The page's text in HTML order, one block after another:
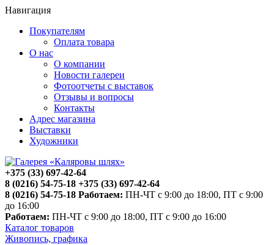
Навигация
Покупателям
Оплата товара
О нас
О компании
Новости галереи
Фотоотчеты с выставок
Отзывы и вопросы
Контакты
Адрес магазина
Выставки
Художники
+375 (33) 697-42-64
8 (0216) 54-75-18 +375 (33) 697-42-64
8 (0216) 54-75-18 Работаем: ПН-ЧТ с 9:00 до 18:00, ПТ с 9:00
до 16:00
Работаем: ПН-ЧТ с 9:00 до 18:00, ПТ с 9:00 до 16:00
Каталог товаров
Живопись, графика